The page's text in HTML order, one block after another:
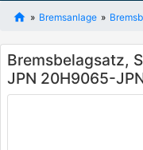
Bremsanlage
Bremsbelagsatz,
JPN 20H9065-